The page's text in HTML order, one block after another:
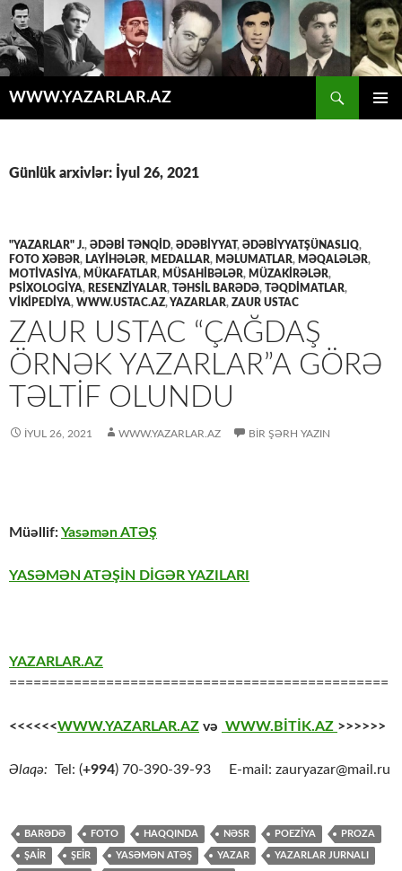
WWW.YAZARLAR.AZ
Günlük arxivlər: İyul 26, 2021
"YAZARLAR" J., ƏDƏBİ TƏNQİD, ƏDƏBİYYAT , ƏDƏBIYYATŞÜNASLIQ,
FOTO XƏBƏR, LAYİHƏLƏR, MEDALLAR, MƏLUMATLAR, MƏQALƏLƏR,
MOTİVASİYA, MÜKAFATLAR, MÜSAHİBƏLƏR, MÜZAKİRƏLƏR,
PSİXOLOGİYA, RESENZİYALAR, TƏHSİL BARƏDƏ, TƏQDİMATLAR,
VİKİPEDİYA, WWW.USTAC.AZ, YAZARLAR, ZAUR USTAC
ZAUR USTAC “ÇAĞDAŞ
ÖRNƏK YAZARLAR”A GÖRƏ
TƏLTİF OLUNDU
İYUL 26, 2021 WWW.YAZARLAR.AZ BIR ŞƏRH YAZIN
Müəllif:Yasəmən ATƏŞ
YASƏMƏN ATƏŞİN DİGƏR YAZILARI
YAZARLAR.AZ
===============================================
<<<<<<WWW.YAZARLAR.AZ və WWW.BİTİK.AZ >>>>>>
Əlaqə: Tel: (+994) 70-390-39-93 E-mail: zauryazar@mail.ru
BARƏDƏ FOTO HAQQINDA NƏSR POEZİYA PROZA
ŞAİR ŞEİR YASƏMƏN ATƏŞ YAZAR YAZARLAR JURNALI